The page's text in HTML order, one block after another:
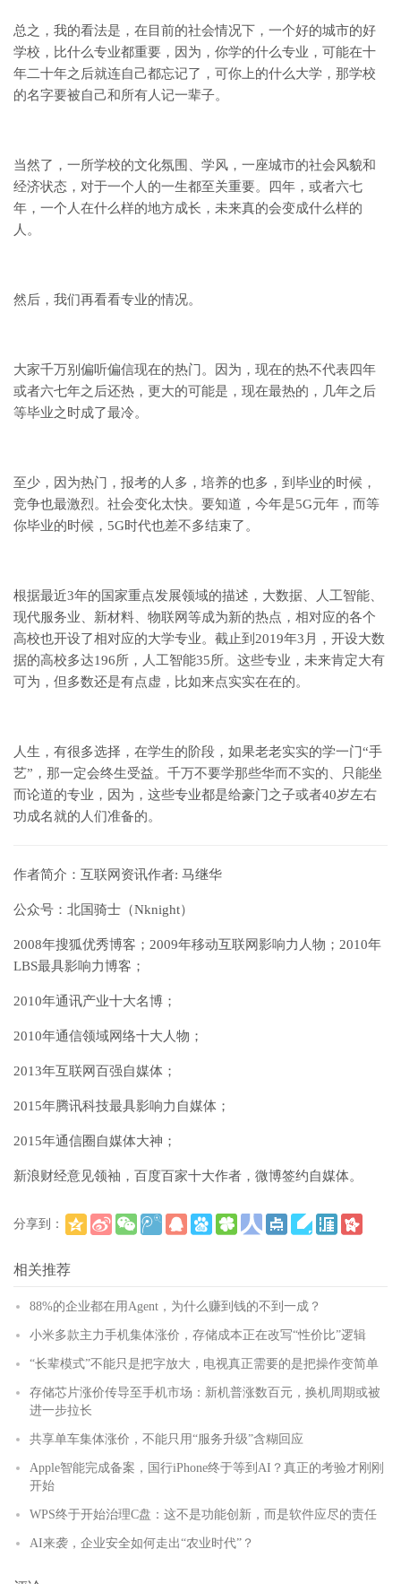
总之，我的看法是，在目前的社会情况下，一个好的城市的好
学校，比什么专业都重要，因为，你学的什么专业，可能在十
年二十年之后就连自己都忘记了，可你上的什么大学，那学校
的名字要被自己和所有人记一辈子。
当然了，一所学校的文化氛围、学风，一座城市的社会风貌和
经济状态，对于一个人的一生都至关重要。四年，或者六七
年，一个人在什么样的地方成长，未来真的会变成什么样的
人。
然后，我们再看看专业的情况。
大家千万别偏听偏信现在的热门。因为，现在的热不代表四年
或者六七年之后还热，更大的可能是，现在最热的，几年之后
等毕业之时成了最冷。
至少，因为热门，报考的人多，培养的也多，到毕业的时候，
竞争也最激烈。社会变化太快。要知道，今年是5G元年，而等
你毕业的时候，5G时代也差不多结束了。
根据最近3年的国家重点发展领域的描述，大数据、人工智能、
现代服务业、新材料、物联网等成为新的热点，相对应的各个
高校也开设了相对应的大学专业。截止到2019年3月，开设大数
据的高校多达196所，人工智能35所。这些专业，未来肯定大有
可为，但多数还是有点虚，比如来点实实在在的。
人生，有很多选择，在学生的阶段，如果老老实实的学一门“手
艺”，那一定会终生受益。千万不要学那些华而不实的、只能坐
而论道的专业，因为，这些专业都是给豪门之子或者40岁左右
功成名就的人们准备的。
作者简介：互联网资讯作者: 马继华
公众号：北国骑士（Nknight）
2008年搜狐优秀博客；2009年移动互联网影响力人物；2010年
LBS最具影响力博客；
2010年通讯产业十大名博；
2010年通信领域网络十大人物；
2013年互联网百强自媒体；
2015年腾讯科技最具影响力自媒体；
2015年通信圈自媒体大神；
新浪财经意见领袖，百度百家十大作者，微博签约自媒体。
分享到：
相关推荐
88%的企业都在用Agent，为什么赚到钱的不到一成？
小米多款主力手机集体涨价，存储成本正在改写“性价比”逻辑
“长辈模式”不能只是把字放大，电视真正需要的是把操作变简单
存储芯片涨价传导至手机市场：新机普涨数百元，换机周期或被
进一步拉长
共享单车集体涨价，不能只用“服务升级”含糊回应
Apple智能完成备案，国行iPhone终于等到AI？真正的考验才刚刚
开始
WPS终于开始治理C盘：这不是功能创新，而是软件应尽的责任
AI来袭，企业安全如何走出“农业时代”？